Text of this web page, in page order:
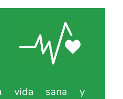
vida sana y